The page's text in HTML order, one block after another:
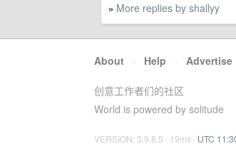
» More replies by shallyy
About · Help · Advertise
创意工作者们的社区
World is powered by solitude
VERSION: 3.9.8.5 · 19ms · UTC